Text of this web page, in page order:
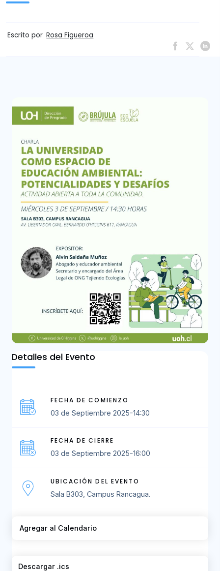
Escrito por Rosa Figueroa
Detalles del Evento
FECHA DE COMIENZO
03 de Septiembre 2025-14:30
FECHA DE CIERRE
03 de Septiembre 2025-16:00
UBICACIÓN DEL EVENTO
Sala B303, Campus Rancagua.
Agregar al Calendario
Descargar .ics